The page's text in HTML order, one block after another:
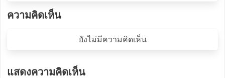
ความคิดเห็น
ยังไม่มีความคิดเห็น
แสดงความคิดเห็น